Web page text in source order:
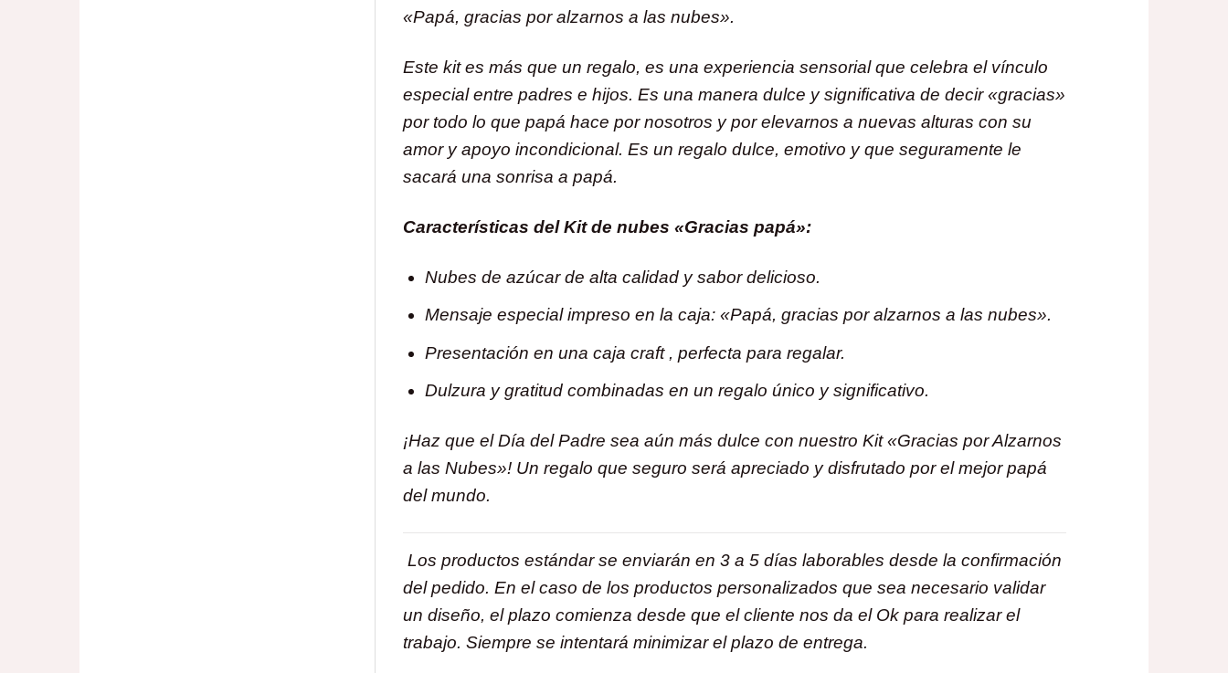
«Papá, gracias por alzarnos a las nubes».
Este kit es más que un regalo, es una experiencia sensorial que celebra el vínculo
especial entre padres e hijos. Es una manera dulce y significativa de decir «gracias»
por todo lo que papá hace por nosotros y por elevarnos a nuevas alturas con su
amor y apoyo incondicional. Es un regalo dulce, emotivo y que seguramente le
sacará una sonrisa a papá.
Características del Kit de nubes «Gracias papá»:
Nubes de azúcar de alta calidad y sabor delicioso.
Mensaje especial impreso en la caja: «Papá, gracias por alzarnos a las nubes».
Presentación en una caja craft , perfecta para regalar.
Dulzura y gratitud combinadas en un regalo único y significativo.
¡Haz que el Día del Padre sea aún más dulce con nuestro Kit «Gracias por Alzarnos
a las Nubes»! Un regalo que seguro será apreciado y disfrutado por el mejor papá
del mundo.
Los productos estándar se enviarán en 3 a 5 días laborables desde la confirmación
del pedido. En el caso de los productos personalizados que sea necesario validar
un diseño, el plazo comienza desde que el cliente nos da el Ok para realizar el
trabajo. Siempre se intentará minimizar el plazo de entrega.